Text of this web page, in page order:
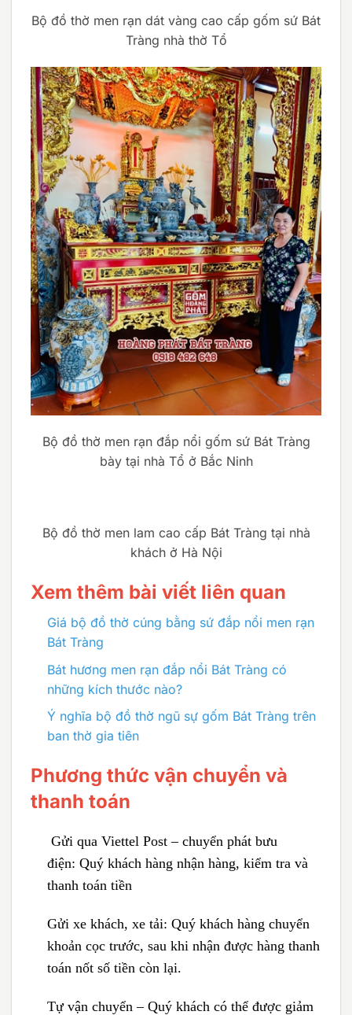
Bộ đồ thờ men rạn dát vàng cao cấp gốm sứ Bát
Tràng nhà thờ Tổ
Bộ đồ thờ men rạn đắp nổi gốm sứ Bát Tràng
bày tại nhà Tổ ở Bắc Ninh
Bộ đồ thờ men lam cao cấp Bát Tràng tại nhà
khách ở Hà Nội
Xem thêm bài viết liên quan
Giá bộ đồ thờ cúng bằng sứ đắp nổi men rạn
Bát Tràng
Bát hương men rạn đắp nổi Bát Tràng có
những kích thước nào?
Ý nghĩa bộ đồ thờ ngũ sự gốm Bát Tràng trên
ban thờ gia tiên
Phương thức vận chuyển và
thanh toán
Gửi qua Viettel Post – chuyển phát bưu
điện: Quý khách hàng nhận hàng, kiểm tra và
thanh toán tiền
Gửi xe khách, xe tải: Quý khách hàng chuyển
khoản cọc trước, sau khi nhận được hàng thanh
toán nốt số tiền còn lại.
Tự vận chuyển – Quý khách có thể được giảm